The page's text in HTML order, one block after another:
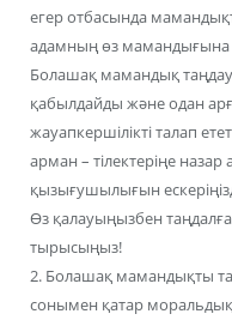
егер отбасында
адамның өз мамандығына
Болашақ мамандық таңдау
қабылдайды және одан
жауапкершілікті талап
арман – тілектеріңе
қызығушылығын
Өз қалауыңызбен
тырысыңыз!
2. Болашақ мамандықты
сонымен қатар моральдық